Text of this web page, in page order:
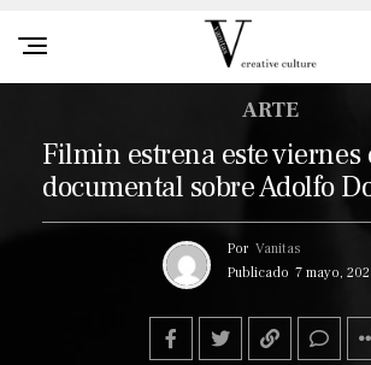
ARTE
Filmin estrena este viernes
documental sobre Adolfo
Por Vanitas
Publicado 7 mayo,